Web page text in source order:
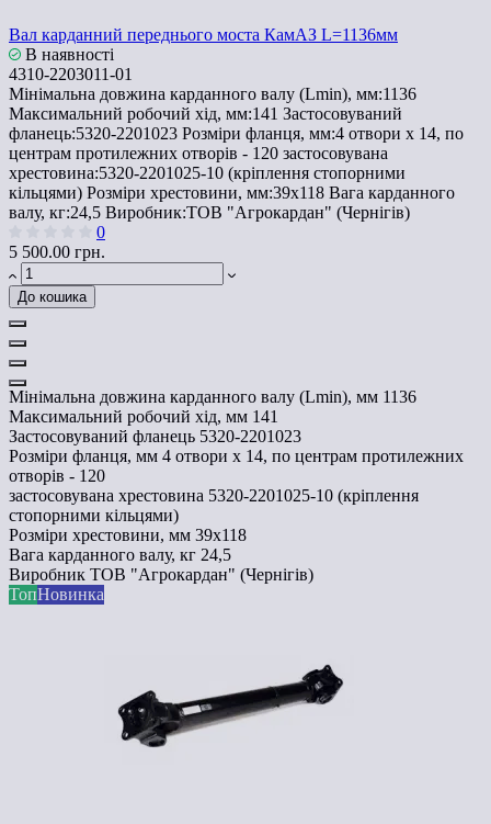
Вал карданний переднього моста КамАЗ L=1136мм
В наявності
4310-2203011-01
Мінімальна довжина карданного валу (Lmin), мм:1136
Максимальний робочий хід, мм:141 Застосовуваний
фланець:5320-2201023 Розміри фланця, мм:4 отвори х 14, по
центрам протилежних отворів - 120 застосовувана
хрестовина:5320-2201025-10 (кріплення стопорними
кільцями) Розміри хрестовини, мм:39х118 Вага карданного
валу, кг:24,5 Виробник:ТОВ "Агрокардан" (Чернігів)
0
5 500.00 грн.
До кошика
Мінімальна довжина карданного валу (Lmin), мм 1136
Максимальний робочий хід, мм 141
Застосовуваний фланець 5320-2201023
Розміри фланця, мм 4 отвори х 14, по центрам протилежних
отворів - 120
застосовувана хрестовина 5320-2201025-10 (кріплення
стопорними кільцями)
Розміри хрестовини, мм 39х118
Вага карданного валу, кг 24,5
Виробник ТОВ "Агрокардан" (Чернігів)
ТопНовинка